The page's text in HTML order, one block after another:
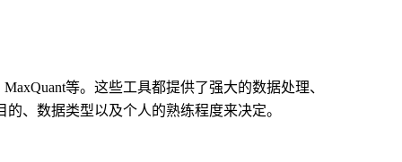
等。这些工具都提供了强大的数据处理、
、数据类型以及个人的熟练程度来决定。